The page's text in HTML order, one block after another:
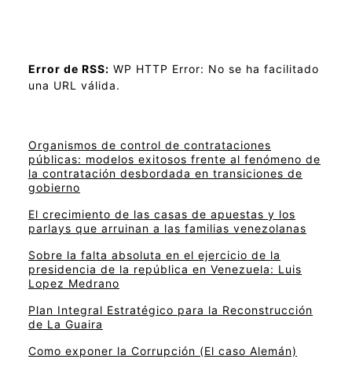
Error de RSS: WP HTTP Error: No se ha facilitado
una URL válida.
Organismos de control de contrataciones
públicas: modelos exitosos frente al fenómeno de
la contratación desbordada en transiciones de
gobierno
El crecimiento de las casas de apuestas y los
parlays que arruinan a las familias venezolanas
Sobre la falta absoluta en el ejercicio de la
presidencia de la república en Venezuela: Luis
Lopez Medrano
Plan Integral Estratégico para la Reconstrucción
de La Guaira
Como exponer la Corrupción (El caso Alemán)